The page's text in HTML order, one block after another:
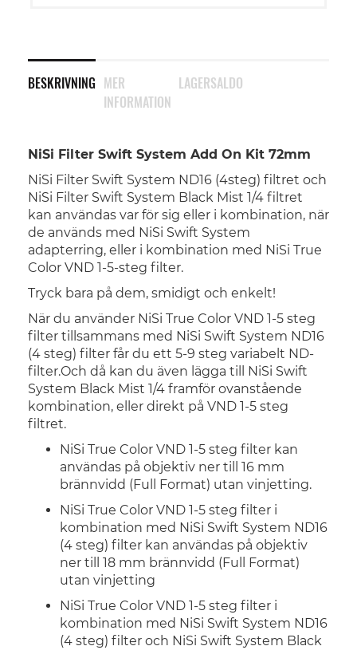
BESKRIVNING
NiSi Filter Swift System Add On Kit 72mm
NiSi Filter Swift System ND16 (4steg) filtret och
NiSi Filter Swift System Black Mist 1/4 filtret
kan användas var för sig eller i kombination, när
de används med NiSi Swift System
adapterring, eller i kombination med NiSi True
Color VND 1-5-steg filter.
Tryck bara på dem, smidigt och enkelt!
När du använder NiSi True Color VND 1-5 steg
filter tillsammans med NiSi Swift System ND16
(4 steg) filter får du ett 5-9 steg variabelt ND-
filter.Och då kan du även lägga till NiSi Swift
System Black Mist 1/4 framför ovanstående
kombination, eller direkt på VND 1-5 steg
filtret.
NiSi True Color VND 1-5 steg filter kan
användas på objektiv ner till 16 mm
brännvidd (Full Format) utan vinjetting.
NiSi True Color VND 1-5 steg filter i
kombination med NiSi Swift System ND16
(4 steg) filter kan användas på objektiv
ner till 18 mm brännvidd (Full Format)
utan vinjetting
NiSi True Color VND 1-5 steg filter i
kombination med NiSi Swift System ND16
(4 steg) filter och NiSi Swift System Black
MER
INFORMATION
LAGERSALDO